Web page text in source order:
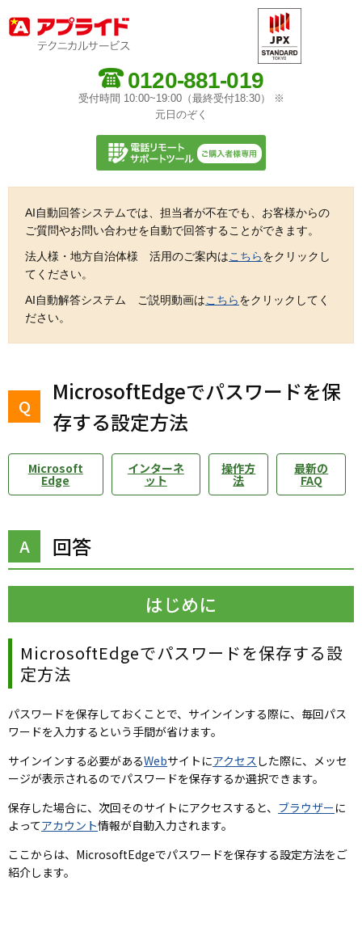
0120-881-019
受付時間 10:00~19:00（最終受付18:30） ※
元日のぞく
AI自動回答システムでは、担当者が不在でも、お客様からの
ご質問やお問い合わせを自動で回答することができます。
法人様・地方自治体様 活用のご案内はこちらをクリックし
てください。
AI自動解答システム ご説明動画はこちらをクリックしてく
ださい。
MicrosoftEdgeでパスワードを保
存する設定方法
Microsoft
Edge
インターネ
ット
操作方
法
最新の
FAQ
回答
はじめに
MicrosoftEdgeでパスワードを保存する設
定方法
パスワードを保存しておくことで、サインインする際に、毎回パス
ワードを入力するという手間が省けます。
サインインする必要があるWebサイトにアクセス した際に、メッセ
ージが表示されるのでパスワードを保存するか選択できます。
保存した場合に、次回そのサイトにアクセスすると、 ブラウザーに
よってアカウント情報が自動入力されます。
ここからは、MicrosoftEdgeでパスワードを保存する設定方法をご
紹介します。